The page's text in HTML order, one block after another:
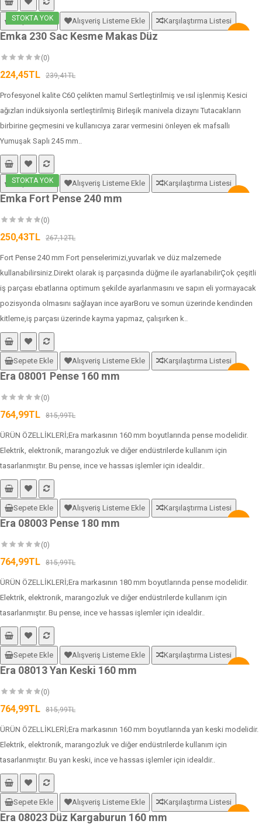
STOKTA YOK
Sepete Ekle Alışveriş Listeme Ekle Karşılaştırma Listesi
Emka 230 Sac Kesme Makas Düz
(0)
224,45TL 239,41TL
Profesyonel kalite C60 çelikten mamul Sertleştirilmiş ve ısıl işlenmiş Kesici
ağızları indüksiyonla sertleştirilmiş Birleşik manivela dizaynı Tutacakların
birbirine geçmesini ve kullanıcıya zarar vermesini önleyen ek mafsallı
Yumuşak Saplı 245 mm..
STOKTA YOK
Sepete Ekle Alışveriş Listeme Ekle Karşılaştırma Listesi
Emka Fort Pense 240 mm
(0)
250,43TL 267,12TL
Fort Pense 240 mm Fort penselerimizi,yuvarlak ve düz malzemede
kullanabilirsiniz.Direkt olarak iş parçasında düğme ile ayarlanabilirÇok çeşitli
iş parçası ebatlarına optimum şekilde ayarlanmasını ve sapın eli yormayacak
pozisyonda olmasını sağlayan ince ayarBoru ve somun üzerinde kendinden
kitleme,iş parçası üzerinde kayma yapmaz, çalışırken k..
Sepete Ekle Alışveriş Listeme Ekle Karşılaştırma Listesi
Era 08001 Pense 160 mm
(0)
764,99TL 815,99TL
ÜRÜN ÖZELLİKLERİ;Era markasının 160 mm boyutlarında pense modelidir.
Elektrik, elektronik, marangozluk ve diğer endüstrilerde kullanım için
tasarlanmıştır. Bu pense, ince ve hassas işlemler için idealdir..
Sepete Ekle Alışveriş Listeme Ekle Karşılaştırma Listesi
Era 08003 Pense 180 mm
(0)
764,99TL 815,99TL
ÜRÜN ÖZELLİKLERİ;Era markasının 180 mm boyutlarında pense modelidir.
Elektrik, elektronik, marangozluk ve diğer endüstrilerde kullanım için
tasarlanmıştır. Bu pense, ince ve hassas işlemler için idealdir..
Sepete Ekle Alışveriş Listeme Ekle Karşılaştırma Listesi
Era 08013 Yan Keski 160 mm
(0)
764,99TL 815,99TL
ÜRÜN ÖZELLİKLERİ;Era markasının 160 mm boyutlarında yan keski modelidir.
Elektrik, elektronik, marangozluk ve diğer endüstrilerde kullanım için
tasarlanmıştır. Bu yan keski, ince ve hassas işlemler için idealdir..
Sepete Ekle Alışveriş Listeme Ekle Karşılaştırma Listesi
Era 08023 Düz Kargaburun 160 mm